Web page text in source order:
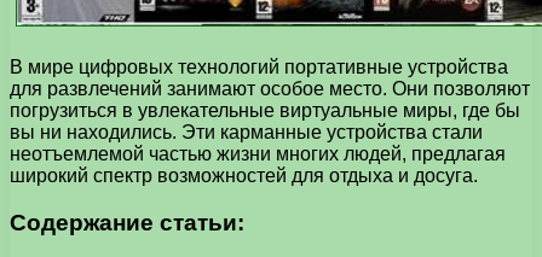
В мире цифровых технологий портативные устройства
для развлечений занимают особое место. Они позволяют
погрузиться в увлекательные виртуальные миры, где бы
вы ни находились. Эти карманные устройства стали
неотъемлемой частью жизни многих людей, предлагая
широкий спектр возможностей для отдыха и досуга.
Содержание статьи: